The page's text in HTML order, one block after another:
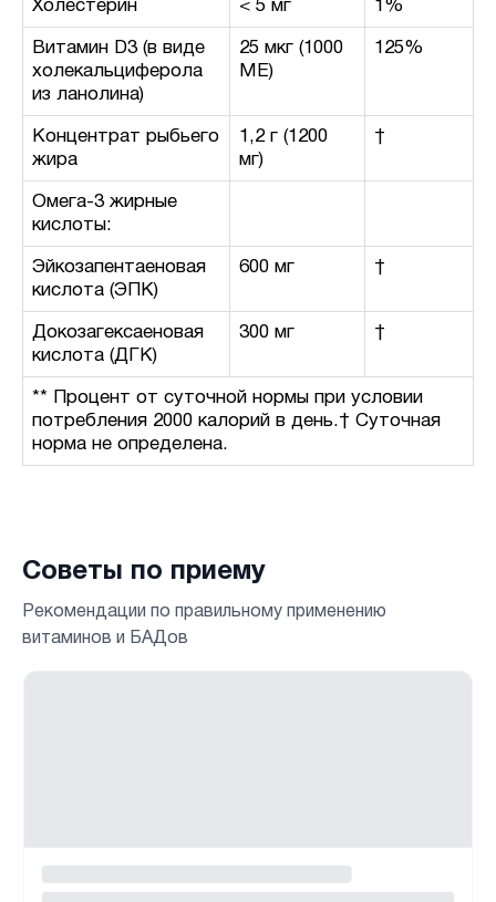
Холестерин < 5 мг 1%
Витамин D3 (в виде
холекальциферола
из ланолина)
25 мкг (1000
МЕ)
125%
Концентрат рыбьего
жира
1,2 г (1200
мг)
†
Омега-3 жирные
кислоты:
Эйкозапентаеновая
кислота (ЭПК)
600 мг †
Докозагексаеновая
кислота (ДГК)
300 мг †
** Процент от суточной нормы при условии
потребления 2000 калорий в день.† Суточная
норма не определена.
Советы по приему
Рекомендации по правильному применению
витаминов и БАДов